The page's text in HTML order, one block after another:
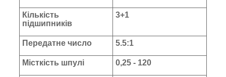
Кількість
підшипників
3+1
Передатне число 5.5:1
Місткість шпулі 0,25 - 120